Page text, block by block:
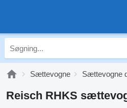
Sættevogne Sættevogne
Reisch RHKS